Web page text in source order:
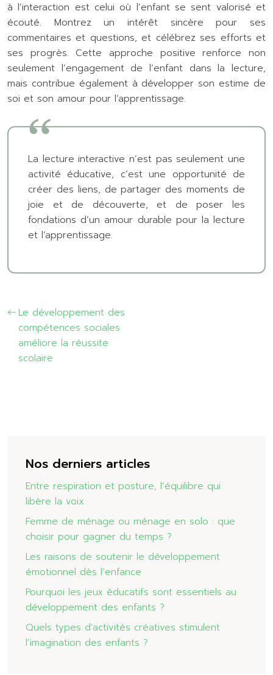
à l’interaction est celui où l’enfant se sent valorisé et
écouté. Montrez un intérêt sincère pour ses
commentaires et questions, et célébrez ses efforts et
ses progrès. Cette approche positive renforce non
seulement l’engagement de l’enfant dans la lecture,
mais contribue également à développer son estime de
soi et son amour pour l’apprentissage.
La lecture interactive n’est pas seulement une
activité éducative, c’est une opportunité de
créer des liens, de partager des moments de
joie et de découverte, et de poser les
fondations d’un amour durable pour la lecture
et l’apprentissage.
Le développement des
compétences sociales
améliore la réussite
scolaire
Nos derniers articles
Entre respiration et posture, l’équilibre qui
libère la voix
Femme de ménage ou ménage en solo : que
choisir pour gagner du temps ?
Les raisons de soutenir le développement
émotionnel dès l’enfance
Pourquoi les jeux éducatifs sont essentiels au
développement des enfants ?
Quels types d’activités créatives stimulent
l’imagination des enfants ?